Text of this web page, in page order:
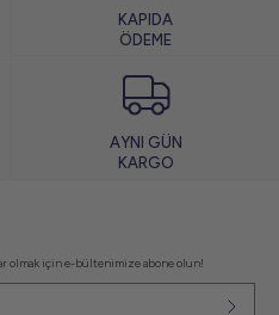
KAPIDA
ÖDEME
AYNI GÜN
KARGO
olmak için e-bültenimize abone olun!